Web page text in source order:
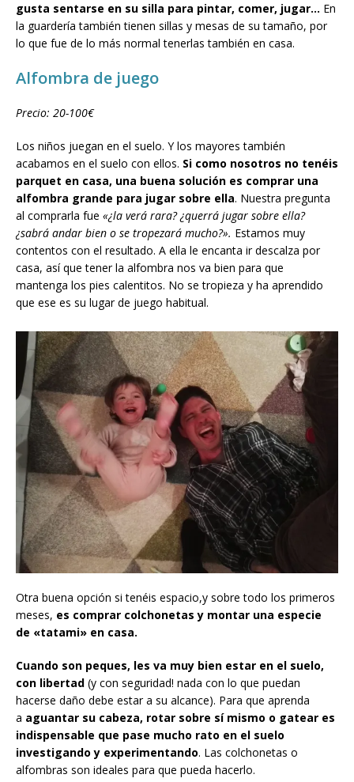
gusta sentarse en su silla para pintar, comer, jugar… En
la guardería también tienen sillas y mesas de su tamaño, por
lo que fue de lo más normal tenerlas también en casa.
Alfombra de juego
Precio: 20-100€
Los niños juegan en el suelo. Y los mayores también
acabamos en el suelo con ellos. Si como nosotros no tenéis
parquet en casa, una buena solución es comprar una
alfombra grande para jugar sobre ella. Nuestra pregunta
al comprarla fue «¿la verá rara? ¿querrá jugar sobre ella?
¿sabrá andar bien o se tropezará mucho?». Estamos muy
contentos con el resultado. A ella le encanta ir descalza por
casa, así que tener la alfombra nos va bien para que
mantenga los pies calentitos. No se tropieza y ha aprendido
que ese es su lugar de juego habitual.
Otra buena opción si tenéis espacio,y sobre todo los primeros
meses, es comprar colchonetas y montar una especie
de «tatami» en casa.
Cuando son peques, les va muy bien estar en el suelo,
con libertad (y con seguridad! nada con lo que puedan
hacerse daño debe estar a su alcance). Para que aprenda
a aguantar su cabeza, rotar sobre sí mismo o gatear es
indispensable que pase mucho rato en el suelo
investigando y experimentando. Las colchonetas o
alfombras son ideales para que pueda hacerlo.